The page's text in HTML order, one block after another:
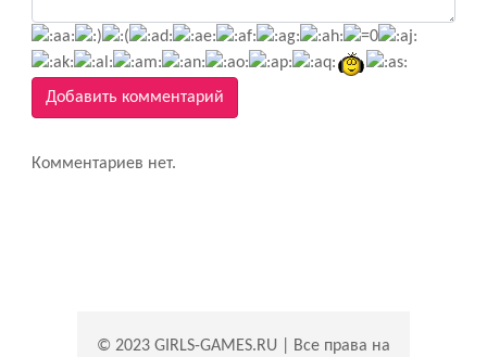
Добавить комментарий
Комментариев нет.
© 2023 GIRLS-GAMES.RU | Все права на